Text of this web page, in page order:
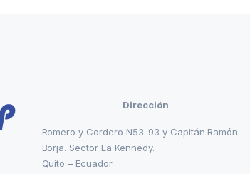
Dirección
Romero y Cordero N53-93 y Capitán Ramón
Borja. Sector La Kennedy.
Quito – Ecuador